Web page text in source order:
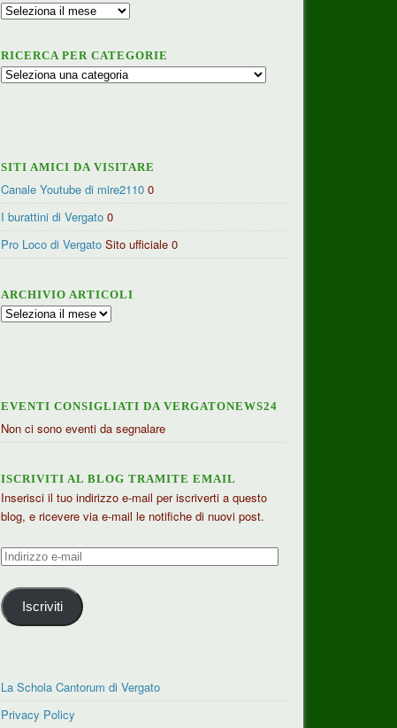
Archivio
RICERCA PER CATEGORIE
Ricerca
SITI AMICI DA VISITARE
Canale Youtube di mire2110 0
I burattini di Vergato 0
Pro Loco di Vergato Sito ufficiale 0
ARCHIVIO ARTICOLI
Archivio
EVENTI CONSIGLIATI DA VERGATONEWS24
Non ci sono eventi da segnalare
ISCRIVITI AL BLOG TRAMITE EMAIL
Inserisci il tuo indirizzo e-mail per iscriverti a questo
blog, e ricevere via e-mail le notifiche di nuovi post.
Indirizzo
mail
Iscriviti
La Schola Cantorum di Vergato
Privacy Policy